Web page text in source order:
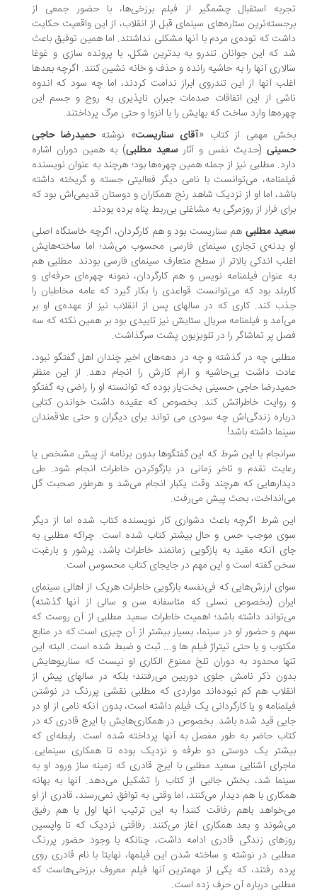
استقبال چشمگیر از فیلم برزخی‌ها، با حضور جمعی از
‌ستاره‌های سینمای قبل از انقلاب، از این واقعیت حکایت
که توده‌ی مردم با آنها مشکلی نداشتند. اما همین توفیق باعث
که این جوانان تندرو به بدترین شکل، با پرونده سازی و غوغا
آنها را به حاشیه رانده و حذف و خانه نشین کنند. اگرچه بعدها
آنها از این تندروی ابراز ندامت کردند، اما چه سود که اندوه
از این اتفاقات صدمات جبران ناپذیری به روح و جسم این
وارد ساخت که بهایش را با انزوا و حتی مرگ پرداختند.
مهمی از کتاب «آقای سناریست» نوشتهحمیدرضا حاجی
(حدیث نفس و آثار سعید مطلبی ) به همین دوران اشاره
مطلبی نیز از جمله همین چهره‌ها بود؛ هرچند به عنوان نویسنده
می‌توانست با نامی دیگر فعالیتی‌ جسته و گریخته داشته
اما او از نزدیک شاهد رنج همکاران و دوستان قدیمی‌اش بود که
فرار از روزمرگی به مشاغلی بی‌ربط پناه برده بودند.
مطلبیهم سناریست بود و هم کارگردان، اگرچه خاستگاه اصلی
بدنه‌ی تجاری سینمای فارسی محسوب می‌شد؛ اما ساخته‌هایش
اندکی بالاتر از سطح متعارف سینمای فارسی بودند. مطلبی هم
عنوان فیلمنامه نویس و هم کارگردان، نمونه چهره‌ای حرفه‌ای و
بود که می‌توانست قواعدی را بکار گیرد که عامه مخاطبان را
کند. کاری که در سالهای پس از انقلاب نیز از عهده‌ی او بر
و فیلمنامه سریال ستایش نیز تاییدی بود بر همین نکته که سه
پر تماشاگر را در تلویزیون پشت سرگذاشت.
چه در گذشته و چه در دهه‌های اخیر چندان اهل گفتگو نبود،
داشت بی‌حاشیه و آرام کارش را انجام دهد. از این منظر
حاجی حسینی بخت‌یار بوده که توانسته او را راضی به گفتگو
خاطراتش کند. بخصوص که عقیده داشت خواندن کتابی
زندگی‌اش چه سودی می تواند برای دیگران و حتی علاقمندان
داشته باشد!
با این شرط که این گفتگوها بدون برنامه از پیش مشخص یا
تقدم و تاخر زمانی در بازگوکردن خاطرات انجام شود. طی
که هرچند وقت یکبار انجام می‌شد و هرطور صحبت گل
بحث پیش می‌رفت.
شرط اگرچه باعث دشواری کار نویسنده کتاب شده اما از دیگر
موجب حس و حال بیشتر کتاب شده است. چراکه مطلبی به
آنکه مقید به بازگویی زمانمند خاطرات باشد، پرشور و بارغبت
گفته است و این مهم در جایجای کتاب محسوس است.
ارزش‌هایی که فی‌نفسه بازگویی خاطرات هریک از اهالی سینمای
(بخصوص نسلی که متاسفانه سن و سالی از آنها گذشته)
داشته باشد؛ اهمیت خاطرات سعید مطلبی از آن روست که
و حضور او در سینما، بسیار بیشتر از آن چیزی است که در منابع
و یا حتی تیتراژ فیلم ها و... ثبت و ضبط شده است. البته این
محدود به دوران تلخ ممنوع الکاری او نیست که سناریوهایش
ذکر نامش جلوی دوربین می‌رفتند؛ بلکه در سالهای پیش از
هم کم نبوده‌اند مواردی که مطلبی نقشی پررنگ در نوشتن
و یا کارگردانی یک فیلم داشته است، بدون آنکه نامی از او در
قید شده باشد. بخصوص در همکاری‌هایش با ایرج قادری که در
حاضر به طور مفصل به آنها پرداخته شده است. رابطه‌ای که
یک دوستی دو طرفه و نزدیک بوده تا همکاری سینمایی.
آشنایی‌ سعید مطلبی با ایرج قادری که زمینه ساز ورود او به
شد، بخش جالبی از کتاب را تشکیل می‌دهد. آنها به بهانه
با هم دیدار می‌کنند، اما وقتی به توافق نمی‌رسند، قادری از او
باهم رفاقت کنند! به این ترتیب آنها اول با هم رفیق
و بعد همکاری آغاز می‌کنند. رفاقتی نزدیک که تا واپسین
زندگی قادری ادامه داشت، چنانکه با وجود حضور پررنگ
در نوشته و ساخته شدن این فیلمها، نهایتا با نام قادری روی
رفتند، که یکی از مهمترین آنها فیلم معروف برزخی‌هاست که
درباره آن حرف زده است.